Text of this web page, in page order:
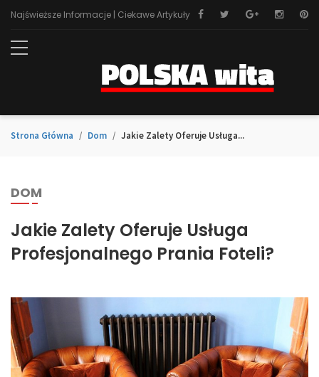
Najświeższe Informacje | Ciekawe Artykuły
Strona Główna Dom Jakie Zalety Oferuje Usługa...
DOM
Jakie Zalety Oferuje Usługa
Profesjonalnego Prania Foteli?